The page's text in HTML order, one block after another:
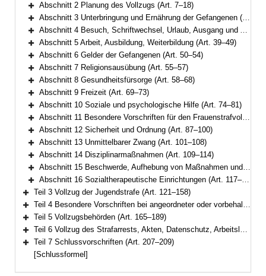
Bereich erweitern
Abschnitt 2 Planung des Vollzugs (Art. 7–18)
Bereich erweitern
Abschnitt 3 Unterbringung und Ernährung der Gefangenen (Art. 19–25)
Bereich erweitern
Abschnitt 4 Besuch, Schriftwechsel, Urlaub, Ausgang und Ausführung aus wichtigem Anlass (Art. 26–38)
Bereich erweitern
Abschnitt 5 Arbeit, Ausbildung, Weiterbildung (Art. 39–49)
Bereich erweitern
Abschnitt 6 Gelder der Gefangenen (Art. 50–54)
Bereich erweitern
Abschnitt 7 Religionsausübung (Art. 55–57)
Bereich erweitern
Abschnitt 8 Gesundheitsfürsorge (Art. 58–68)
Bereich erweitern
Abschnitt 9 Freizeit (Art. 69–73)
Bereich erweitern
Abschnitt 10 Soziale und psychologische Hilfe (Art. 74–81)
Bereich erweitern
Abschnitt 11 Besondere Vorschriften für den Frauenstrafvollzug (Art. 82–86)
Bereich erweitern
Abschnitt 12 Sicherheit und Ordnung (Art. 87–100)
Bereich erweitern
Abschnitt 13 Unmittelbarer Zwang (Art. 101–108)
Bereich erweitern
Abschnitt 14 Disziplinarmaßnahmen (Art. 109–114)
Bereich erweitern
Abschnitt 15 Beschwerde, Aufhebung von Maßnahmen und Gefangenenmitverantwortung (Art. 115–116)
Bereich erweitern
Abschnitt 16 Sozialtherapeutische Einrichtungen (Art. 117–120)
Bereich erweitern
Teil 3 Vollzug der Jugendstrafe (Art. 121–158)
Bereich erweitern
Teil 4 Besondere Vorschriften bei angeordneter oder vorbehaltener Sicherungsverwahrung (Art. 159–164)
Bereich erweitern
Teil 5 Vollzugsbehörden (Art. 165–189)
Bereich erweitern
Teil 6 Vollzug des Strafarrests, Akten, Datenschutz, Arbeitslosenversicherung (Art. 190–206)
Bereich erweitern
Teil 7 Schlussvorschriften (Art. 207–209)
[Schlussformel]